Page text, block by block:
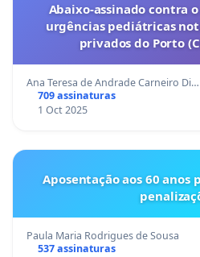
Abaixo-assinado contra
urgências pediátricas
privados do Porto
Ana Teresa de Andrade Carneiro Di…
709 assinaturas
1 Oct 2025
Aposentação aos 60 anos
Paula Maria Rodrigues de Sousa
537 assinaturas